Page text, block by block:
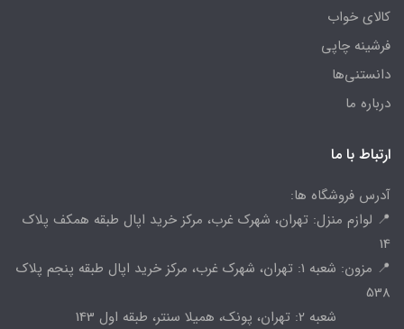
کالای خواب
فرشینه چاپی
دانستنی‌ها
درباره ما
ارتباط با ما
آدرس فروشگاه ها:
📍 لوازم منزل: تهران، شهرک غرب، مرکز خرید اپال طبقه همکف پلاک
14
📍 مزون: شعبه 1: تهران، شهرک غرب، مرکز خرید اپال طبقه پنجم پلاک
538
شعبه 2: تهران، پونک، همیلا سنتر، طبقه اول 143